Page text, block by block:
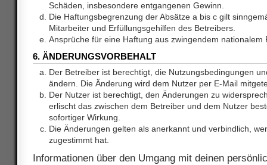
Schäden, insbesondere entgangenen Gewinn.
Die Haftungsbegrenzung der Absätze a bis c gilt
Mitarbeiter und Erfüllungsgehilfen des Betreibers.
Ansprüche für eine Haftung aus zwingendem nationalem
6. ÄNDERUNGSVORBEHALT
Der Betreiber ist berechtigt, die Nutzungsbedingungen
ändern. Die Änderung wird dem Nutzer per E-Mail
Der Nutzer ist berechtigt, den Änderungen zu
erlischt das zwischen dem Betreiber und dem Nutzer
sofortiger Wirkung.
Die Änderungen gelten als anerkannt und verbindlich,
zugestimmt hat.
Informationen über den Umgang mit deinen